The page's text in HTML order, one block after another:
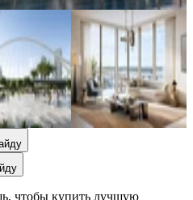
чтобы купить лучшую